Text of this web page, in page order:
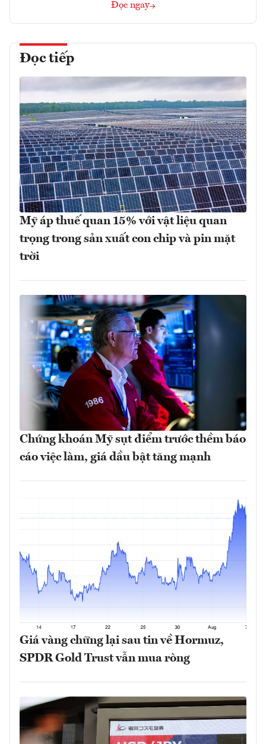
Đọc ngay
Đọc tiếp
Mỹ áp thuế quan 15% với vật liệu quan
trọng trong sản xuất con chip và pin mặt
trời
Chứng khoán Mỹ sụt điểm trước thềm báo
cáo việc làm, giá dầu bật tăng mạnh
Giá vàng chững lại sau tin về Hormuz,
SPDR Gold Trust vẫn mua ròng